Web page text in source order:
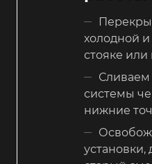
холодной
стояке
Сливаем
системы
нижние